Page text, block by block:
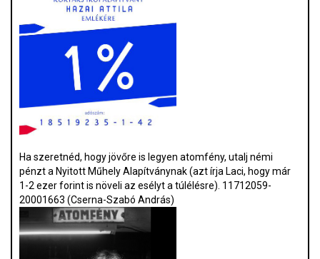
Ha szeretnéd, hogy jövőre is legyen atomfény, utalj némi
pénzt a Nyitott Műhely Alapítványnak (azt írja Laci, hogy már
1-2 ezer forint is növeli az esélyt a túlélésre). 11712059-
20001663 (Cserna-Szabó András)